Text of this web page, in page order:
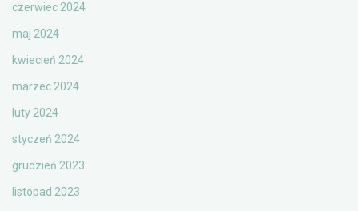
czerwiec 2024
maj 2024
kwiecień 2024
marzec 2024
luty 2024
styczeń 2024
grudzień 2023
listopad 2023